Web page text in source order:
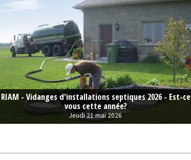
RIAM - Vidanges d'installations septiques 2026 - Est-ce
vous cette année?
Jeudi 21 mai 2026